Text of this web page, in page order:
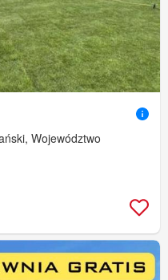
Województwo